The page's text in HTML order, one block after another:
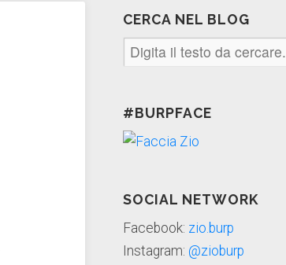
CERCA NEL BLOG
#BURPFACE
SOCIAL NETWORK
Facebook: zio.burp
Instagram: @zioburp